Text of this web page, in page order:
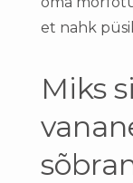
et nahk
Miks